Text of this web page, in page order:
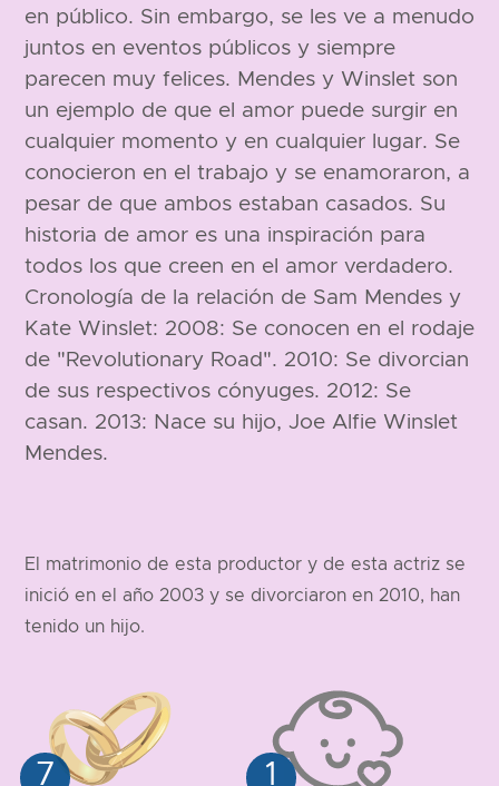
en público. Sin embargo, se les ve a menudo
juntos en eventos públicos y siempre
parecen muy felices. Mendes y Winslet son
un ejemplo de que el amor puede surgir en
cualquier momento y en cualquier lugar. Se
conocieron en el trabajo y se enamoraron, a
pesar de que ambos estaban casados. Su
historia de amor es una inspiración para
todos los que creen en el amor verdadero.
Cronología de la relación de Sam Mendes y
Kate Winslet: 2008: Se conocen en el rodaje
de "Revolutionary Road". 2010: Se divorcian
de sus respectivos cónyuges. 2012: Se
casan. 2013: Nace su hijo, Joe Alfie Winslet
Mendes.
El matrimonio de esta productor y de esta actriz se
inició en el año 2003 y se divorciaron en 2010, han
tenido un hijo.